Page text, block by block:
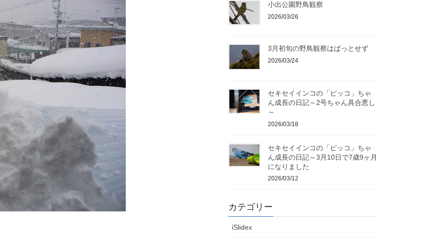
小出公園野鳥観察
2026/03/26
3月初旬の野鳥観察はぱっとせず
2026/03/24
セキセイインコの「ピッコ」ちゃ
ん成長の日記～2号ちゃん具合悪し
～
2026/03/18
セキセイインコの「ピッコ」ちゃ
ん成長の日記～3月10日で7歳9ヶ月
になりました
2026/03/12
カテゴリー
iSlidex